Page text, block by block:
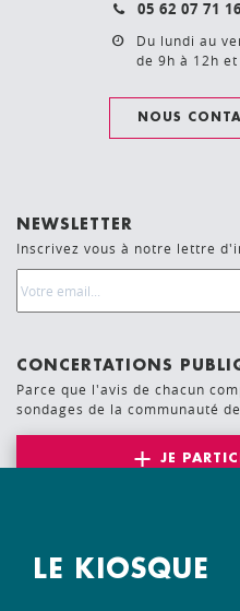
05 62 07 71 16
Du lundi au
de 9h à 12h
NOUS
NEWSLETTER
Inscrivez vous à notre lettre
CONCERTATIONS
Parce que l'avis de chacun
sondages de la communauté
JE
LE KIOSQUE